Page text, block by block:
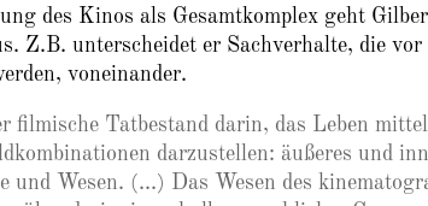
des Kinos als Gesamtkomplex geht
Z.B. unterscheidet er Sachverhalte, die vor
voneinander.
filmische Tatbestand darin, das Leben
darzustellen: äußeres und
und Wesen. (...) Das Wesen des